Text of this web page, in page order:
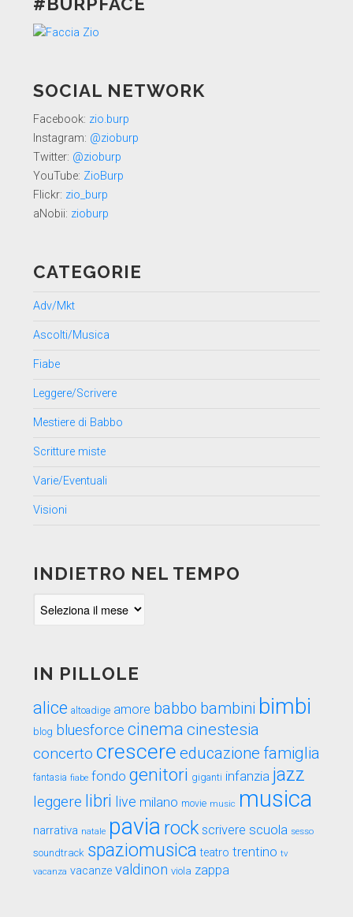
SOCIAL NETWORK
Facebook: zio.burp
Instagram: @zioburp
Twitter: @zioburp
YouTube: ZioBurp
Flickr: zio_burp
aNobii: zioburp
CATEGORIE
Adv/Mkt
Ascolti/Musica
Fiabe
Leggere/Scrivere
Mestiere di Babbo
Scritture miste
Varie/Eventuali
Visioni
INDIETRO NEL TEMPO
IN PILLOLE
alice altoadige amore babbo bambini bimbi
blog bluesforce cinema cinestesia
concerto crescere educazione famiglia
fantasia fiabe fondo genitori giganti infanzia jazz
leggere libri live milano movie music musica
narrativa natale pavia rock scrivere scuola sesso
soundtrack spaziomusica teatro trentino tv
vacanza vacanze valdinon viola zappa